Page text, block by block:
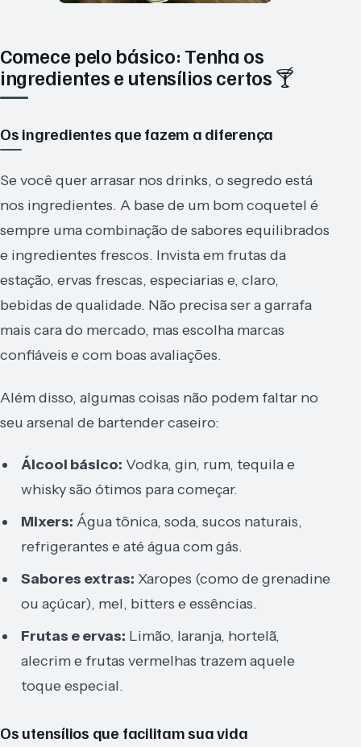
Comece pelo básico: Tenha os
ingredientes e utensílios certos 🍸
Os ingredientes que fazem a diferença
Se você quer arrasar nos drinks, o segredo está
nos ingredientes. A base de um bom coquetel é
sempre uma combinação de sabores equilibrados
e ingredientes frescos. Invista em frutas da
estação, ervas frescas, especiarias e, claro,
bebidas de qualidade. Não precisa ser a garrafa
mais cara do mercado, mas escolha marcas
confiáveis e com boas avaliações.
Além disso, algumas coisas não podem faltar no
seu arsenal de bartender caseiro:
Álcool básico: Vodka, gin, rum, tequila e
whisky são ótimos para começar.
Mixers: Água tônica, soda, sucos naturais,
refrigerantes e até água com gás.
Sabores extras: Xaropes (como de grenadine
ou açúcar), mel, bitters e essências.
Frutas e ervas: Limão, laranja, hortelã,
alecrim e frutas vermelhas trazem aquele
toque especial.
Os utensílios que facilitam sua vida